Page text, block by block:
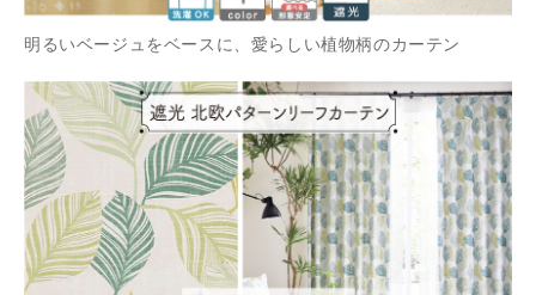
明るいベージュをベースに、愛らしい植物柄のカーテン